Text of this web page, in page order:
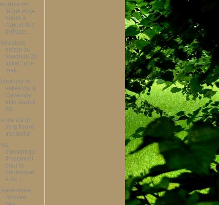
de
jeûne et de
prière à
l’appel des
évêque...
météo du
vendredi 29
juillet : une
mati...
la
vallée de la
Gartempe
et le viaduc
de...
vie est un
long fleuve
tranquille
d'ouverture
finalement
pour la
boulangeri
e de ...
usine :
l'arrivée